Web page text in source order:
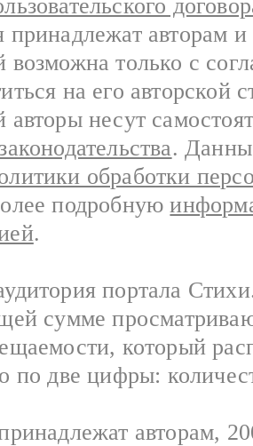
принадлежат авторам
возможна только с
на его авторской
авторы несут
.
обработки
подробную
.
портала
сумме
который
по две цифры:
авторам,